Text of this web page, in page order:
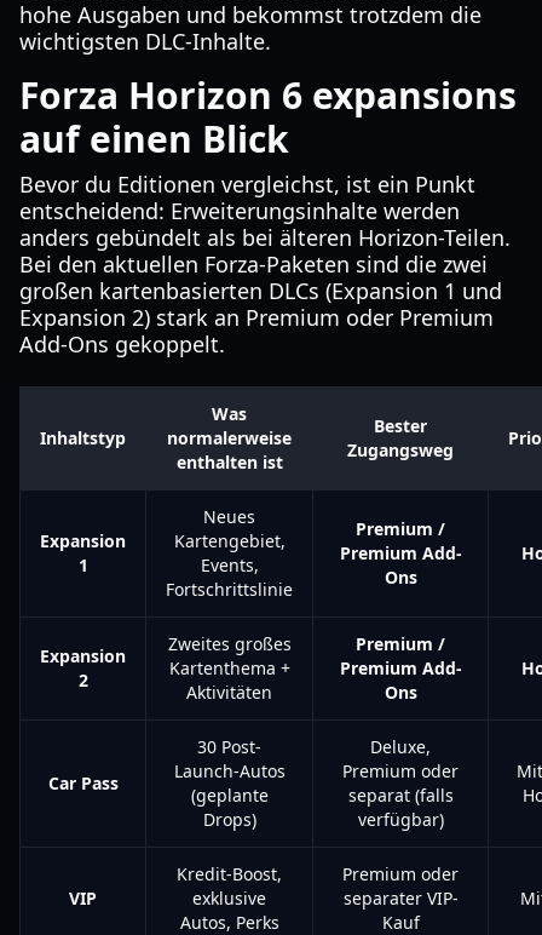
hohe Ausgaben und bekommst trotzdem die
wichtigsten DLC-Inhalte.
Forza Horizon 6 expansions
auf einen Blick
Bevor du Editionen vergleichst, ist ein Punkt
entscheidend: Erweiterungsinhalte werden
anders gebündelt als bei älteren Horizon-Teilen.
Bei den aktuellen Forza-Paketen sind die zwei
großen kartenbasierten DLCs (Expansion 1 und
Expansion 2) stark an Premium oder Premium
Add-Ons gekoppelt.
Inhaltstyp
Was
normalerweise
enthalten ist
Bester
Zugangsweg
Expansion
1
Neues
Kartengebiet,
Events,
Fortschrittslinie
Premium /
Premium Add-
Ons
Expansion
2
Zweites großes
Kartenthema +
Aktivitäten
Premium /
Premium Add-
Ons
Car Pass
30 Post-
Launch-Autos
(geplante
Drops)
Deluxe,
Premium oder
separat (falls
verfügbar)
VIP
Kredit-Boost,
exklusive
Autos, Perks
Premium oder
separater VIP-
Kauf